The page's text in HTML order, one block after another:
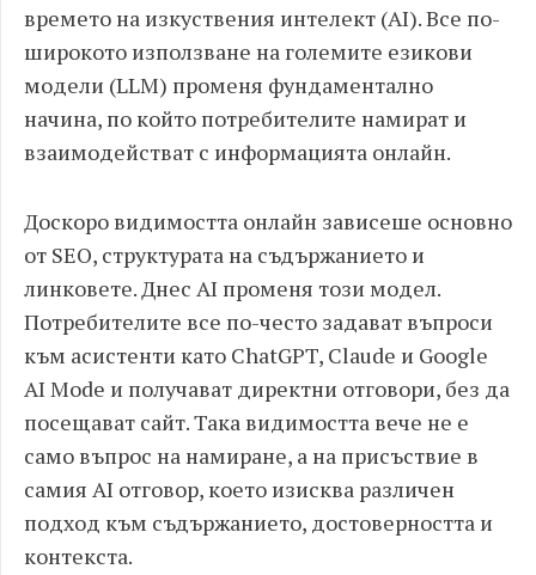
времето на изкуствения интелект (AI). Все по-
широкото използване на големите езикови
модели (LLM) променя фундаментално
начина, по който потребителите намират и
взаимодействат с информацията онлайн.
Доскоро видимостта онлайн зависеше основно
от SEO, структурата на съдържанието и
линковете. Днес AI променя този модел.
Потребителите все по-често задават въпроси
към асистенти като ChatGPT, Claude и Google
AI Mode и получават директни отговори, без да
посещават сайт. Така видимостта вече не е
само въпрос на намиране, а на присъствие в
самия AI отговор, което изисква различен
подход към съдържанието, достоверността и
контекста.